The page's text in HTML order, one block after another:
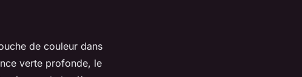
de couleur dans
verte profonde, le